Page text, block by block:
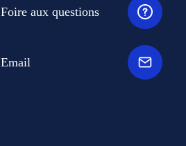
Foire aux questions
Email